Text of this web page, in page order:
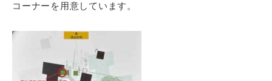
コーナーを用意しています。